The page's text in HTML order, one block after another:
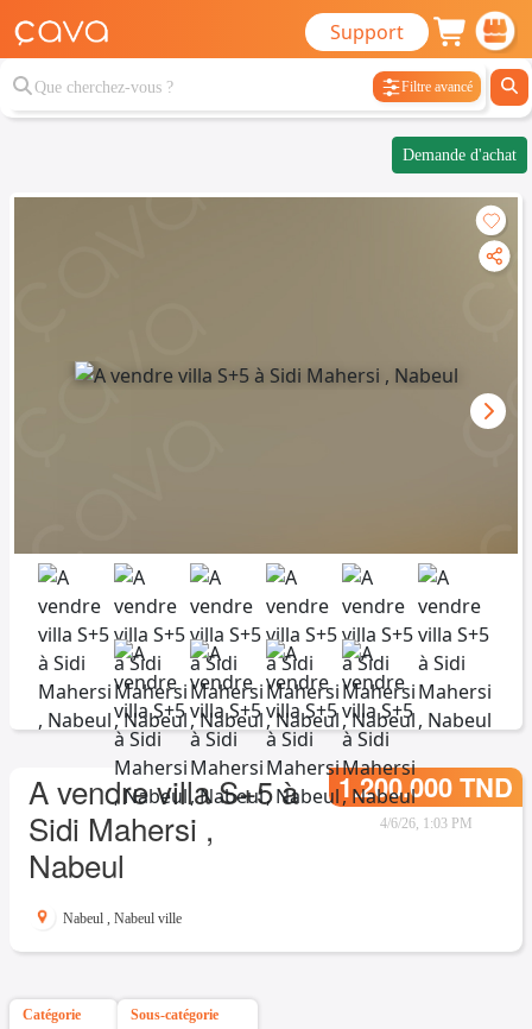
Support
Filtre avancé
Demande d'achat
A vendre villa S+5 à
Sidi Mahersi ,
Nabeul
1.200.000 TND
4/6/26, 1:03 PM
Nabeul , Nabeul ville
Catégorie Sous-catégorie